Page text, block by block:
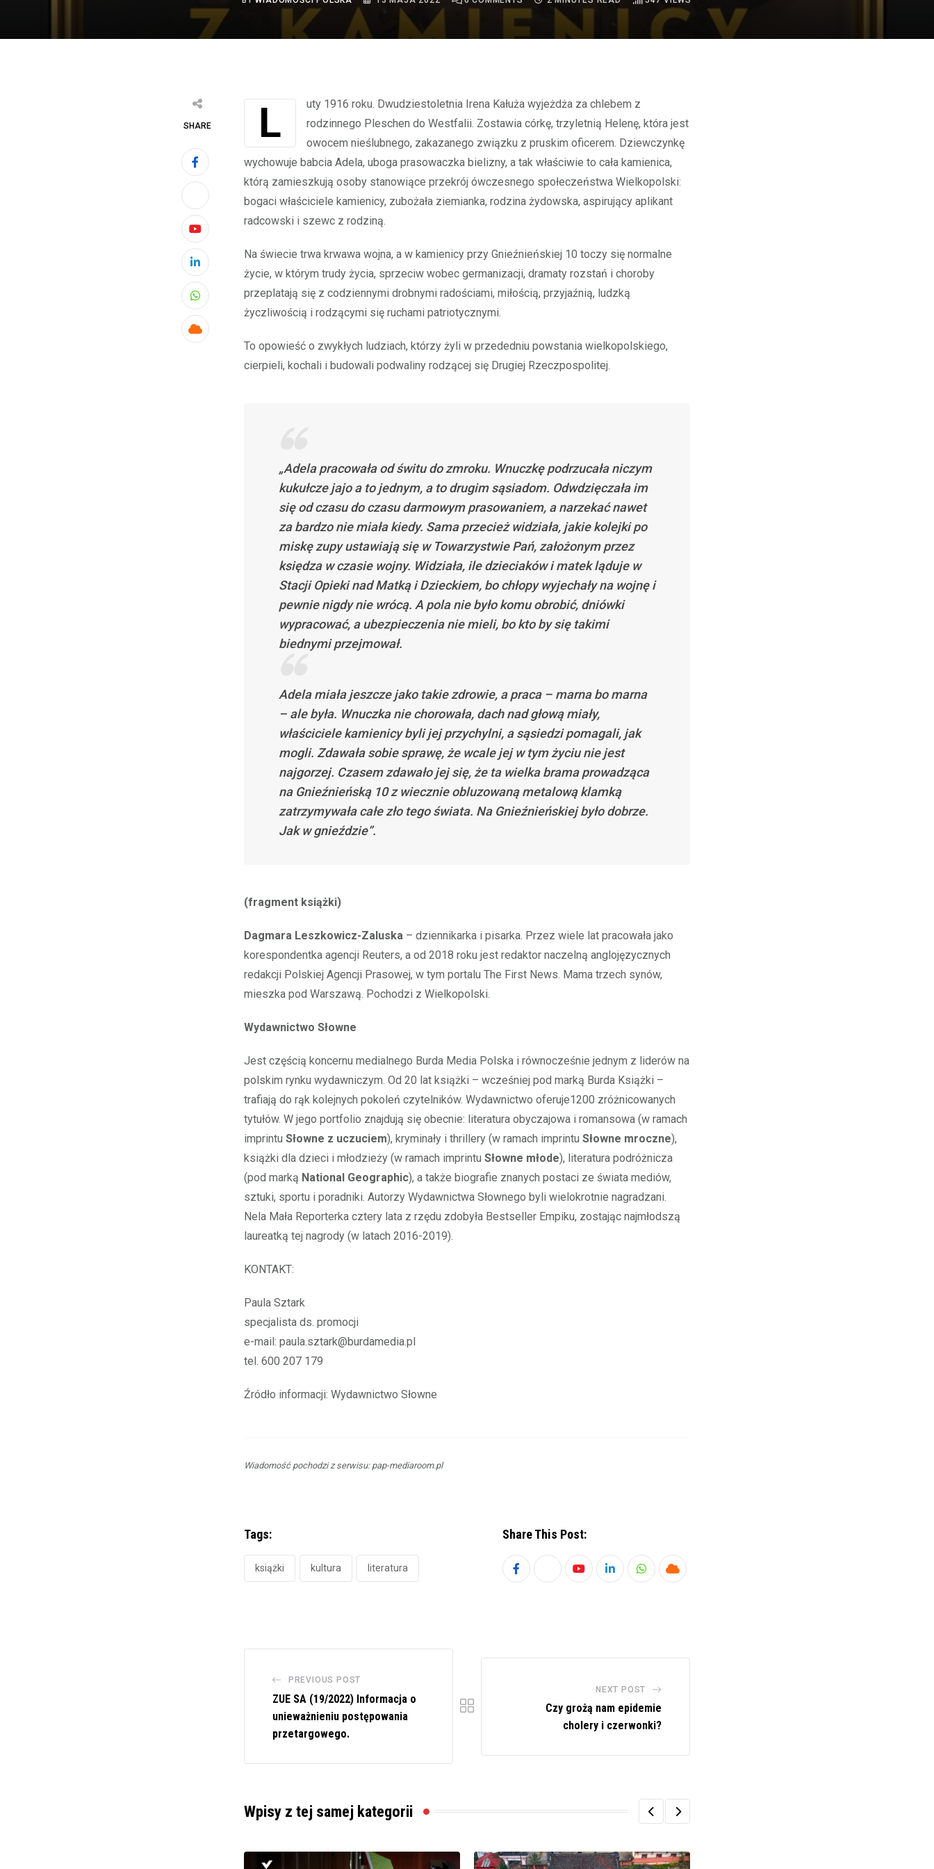
SHARE
Youtube
LinkedIn
Whatsapp
Cloud
Luty 1916 roku. Dwudziestoletnia Irena Kałuża wyjeżdża za chlebem z
rodzinnego Pleschen do Westfalii. Zostawia córkę, trzyletnią Helenę, która jest
owocem nieślubnego, zakazanego związku z pruskim oficerem. Dziewczynkę
wychowuje babcia Adela, uboga prasowaczka bielizny, a tak właściwie to cała kamienica,
którą zamieszkują osoby stanowiące przekrój ówczesnego społeczeństwa Wielkopolski:
bogaci właściciele kamienicy, zubożała ziemianka, rodzina żydowska, aspirujący aplikant
radcowski i szewc z rodziną.
Na świecie trwa krwawa wojna, a w kamienicy przy Gnieźnieńskiej 10 toczy się normalne
życie, w którym trudy życia, sprzeciw wobec germanizacji, dramaty rozstań i choroby
przeplatają się z codziennymi drobnymi radościami, miłością, przyjaźnią, ludzką
życzliwością i rodzącymi się ruchami patriotycznymi.
To opowieść o zwykłych ludziach, którzy żyli w przededniu powstania wielkopolskiego,
cierpieli, kochali i budowali podwaliny rodzącej się Drugiej Rzeczpospolitej.
„Adela pracowała od świtu do zmroku. Wnuczkę podrzucała niczym
kukułcze jajo a to jednym, a to drugim sąsiadom. Odwdzięczała im
się od czasu do czasu darmowym prasowaniem, a narzekać nawet
za bardzo nie miała kiedy. Sama przecież widziała, jakie kolejki po
miskę zupy ustawiają się w Towarzystwie Pań, założonym przez
księdza w czasie wojny. Widziała, ile dzieciaków i matek ląduje w
Stacji Opieki nad Matką i Dzieckiem, bo chłopy wyjechały na wojnę i
pewnie nigdy nie wrócą. A pola nie było komu obrobić, dniówki
wypracować, a ubezpieczenia nie mieli, bo kto by się takimi
biednymi przejmował.
Adela miała jeszcze jako takie zdrowie, a praca – marna bo marna
– ale była. Wnuczka nie chorowała, dach nad głową miały,
właściciele kamienicy byli jej przychylni, a sąsiedzi pomagali, jak
mogli. Zdawała sobie sprawę, że wcale jej w tym życiu nie jest
najgorzej. Czasem zdawało jej się, że ta wielka brama prowadząca
na Gnieźnieńską 10 z wiecznie obluzowaną metalową klamką
zatrzymywała całe zło tego świata. Na Gnieźnieńskiej było dobrze.
Jak w gnieździe”.
(fragment książki)
Dagmara Leszkowicz-Zaluska – dziennikarka i pisarka. Przez wiele lat pracowała jako
korespondentka agencji Reuters, a od 2018 roku jest redaktor naczelną anglojęzycznych
redakcji Polskiej Agencji Prasowej, w tym portalu The First News. Mama trzech synów,
mieszka pod Warszawą. Pochodzi z Wielkopolski.
Wydawnictwo Słowne
Jest częścią koncernu medialnego Burda Media Polska i równocześnie jednym z liderów na
polskim rynku wydawniczym. Od 20 lat książki – wcześniej pod marką Burda Książki –
trafiają do rąk kolejnych pokoleń czytelników. Wydawnictwo oferuje1200 zróżnicowanych
tytułów. W jego portfolio znajdują się obecnie: literatura obyczajowa i romansowa (w ramach
imprintu Słowne z uczuciem), kryminały i thrillery (w ramach imprintu Słowne mroczne),
książki dla dzieci i młodzieży (w ramach imprintu Słowne młode), literatura podróżnicza
(pod marką National Geographic), a także biografie znanych postaci ze świata mediów,
sztuki, sportu i poradniki. Autorzy Wydawnictwa Słownego byli wielokrotnie nagradzani.
Nela Mała Reporterka cztery lata z rzędu zdobyła Bestseller Empiku, zostając najmłodszą
laureatką tej nagrody (w latach 2016-2019).
KONTAKT:
Paula Sztark
specjalista ds. promocji
e-mail: paula.sztark@burdamedia.pl
tel. 600 207 179
Źródło informacji: Wydawnictwo Słowne
Wiadomość pochodzi z serwisu: pap-mediaroom.pl
Tags:
książki kultura literatura
Share This Post:
YoutubeLinkedInWhatsapp
Cloud
PREVIOUS POST
ZUE SA (19/2022) Informacja o
unieważnieniu postępowania
przetargowego.
NEXT POST
Czy grożą nam epidemie
cholery i czerwonki?
Wpisy z tej samej kategorii